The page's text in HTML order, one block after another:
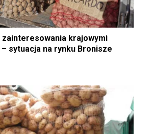
zainteresowania krajowymi
sytuacja na rynku Bronisze